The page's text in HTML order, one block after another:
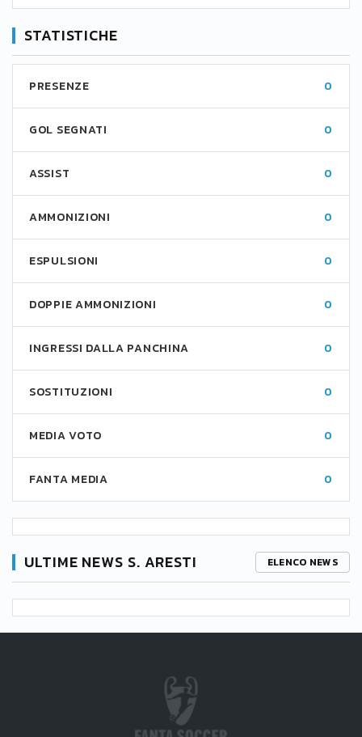
STATISTICHE
PRESENZE 0
GOL SEGNATI 0
ASSIST 0
AMMONIZIONI 0
ESPULSIONI 0
DOPPIE AMMONIZIONI 0
INGRESSI DALLA PANCHINA 0
SOSTITUZIONI 0
MEDIA VOTO 0
FANTA MEDIA 0
ULTIME NEWS S. ARESTI ELENCO NEWS